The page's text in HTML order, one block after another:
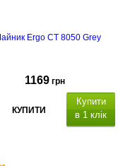
Ergo CT 8050 Grey
1169 грн
КУПИТИ
Купити
в 1 клік